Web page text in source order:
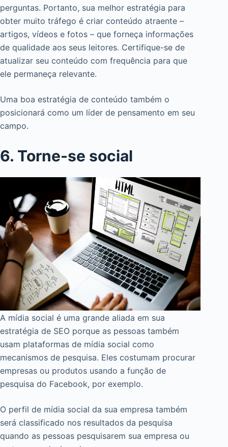
perguntas. Portanto, sua melhor estratégia para
obter muito tráfego é criar conteúdo atraente –
artigos, vídeos e fotos – que forneça informações
de qualidade aos seus leitores. Certifique-se de
atualizar seu conteúdo com frequência para que
ele permaneça relevante.
Uma boa estratégia de conteúdo também o
posicionará como um líder de pensamento em seu
campo.
6. Torne-se social
A mídia social é uma grande aliada em sua
estratégia de SEO porque as pessoas também
usam plataformas de mídia social como
mecanismos de pesquisa. Eles costumam procurar
empresas ou produtos usando a função de
pesquisa do Facebook, por exemplo.
O perfil de mídia social da sua empresa também
será classificado nos resultados da pesquisa
quando as pessoas pesquisarem sua empresa ou